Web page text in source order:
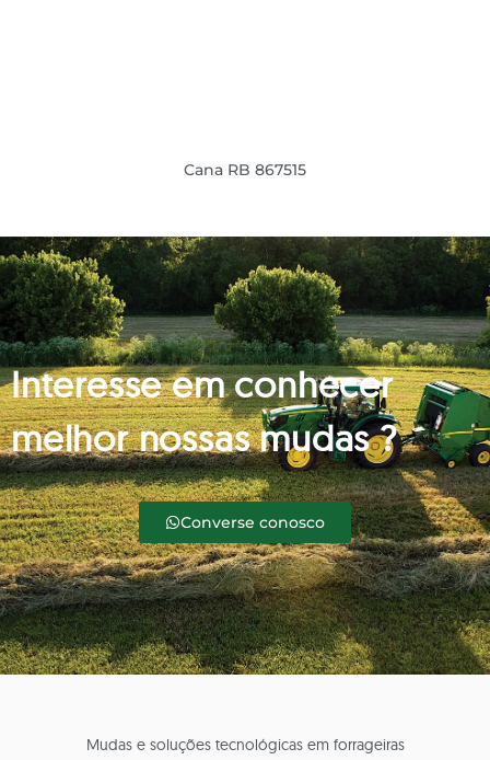
Cana RB 867515
Interesse em conhecer
melhor nossas mudas ?
Converse conosco
Mudas e soluções tecnológicas em forrageiras